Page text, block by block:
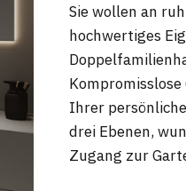
Sie wollen an
hochwertiges
Ihrer
drei Ebenen,
Zugang zur